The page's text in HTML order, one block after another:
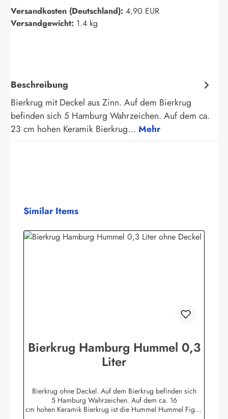
Versandkosten (Deutschland): 4,90 EUR
Versandgewicht: 1.4 kg
Beschreibung
Bierkrug mit Deckel aus Zinn. Auf dem Bierkrug
befinden sich 5 Hamburg Wahrzeichen. Auf dem ca.
23 cm hohen Keramik Bierkrug… Mehr
Produktgalerie überspringen
Similar Items
Bierkrug Hamburg Hummel 0,3
Liter
Bierkrug ohne Deckel. Auf dem Bierkrug befinden sich
5 Hamburg Wahrzeichen. Auf dem ca. 16
cm hohen Keramik Bierkrug ist die Hummel Hummel Figur,